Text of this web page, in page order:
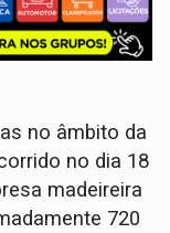
no âmbito da
no dia 18
madeireira
720